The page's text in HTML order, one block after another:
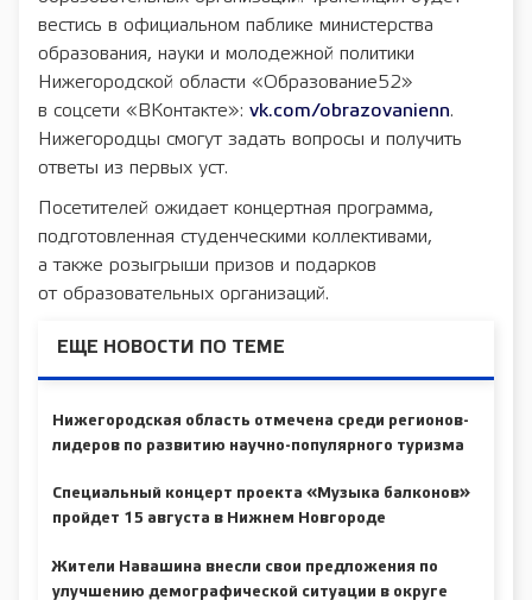
вестись в официальном паблике министерства
образования, науки и молодежной политики
Нижегородской области «Образование52»
в соцсети «ВКонтакте»: vk.com/obrazovanienn.
Нижегородцы смогут задать вопросы и получить
ответы из первых уст.
Посетителей ожидает концертная программа,
подготовленная студенческими коллективами,
а также розыгрыши призов и подарков
от образовательных организаций.
ЕЩЕ НОВОСТИ ПО ТЕМЕ
Нижегородская область отмечена среди регионов-
лидеров по развитию научно-популярного туризма
Специальный концерт проекта «Музыка балконов»
пройдет 15 августа в Нижнем Новгороде
Жители Навашина внесли свои предложения по
улучшению демографической ситуации в округе